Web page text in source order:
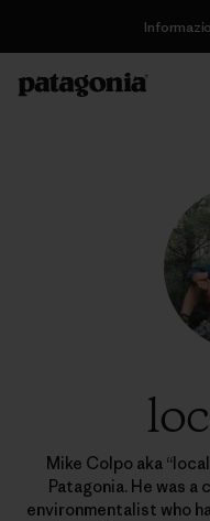
Mike Colpo aka
Patagonia. He was
environmentalist who